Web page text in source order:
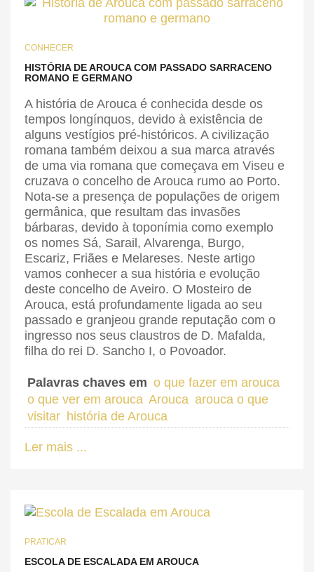
CONHECER
HISTÓRIA DE AROUCA COM PASSADO SARRACENO
ROMANO E GERMANO
A história de Arouca é conhecida desde os
tempos longínquos, devido à existência de
alguns vestígios pré-históricos. A civilização
romana também deixou a sua marca através
de uma via romana que começava em Viseu e
cruzava o concelho de Arouca rumo ao Porto.
Nota-se a presença de populações de origem
germânica, que resultam das invasões
bárbaras, devido à toponímia como exemplo
os nomes Sá, Sarail, Alvarenga, Burgo,
Escariz, Friães e Melareses. Neste artigo
vamos conhecer a sua história e evolução
deste concelho de Aveiro. O Mosteiro de
Arouca, está profundamente ligada ao seu
passado e granjeou grande reputação com o
ingresso nos seus claustros de D. Mafalda,
filha do rei D. Sancho I, o Povoador.
Palavras chaves em o que fazer em arouca
o que ver em arouca Arouca arouca o que
visitar história de Arouca
Ler mais ...
PRATICAR
ESCOLA DE ESCALADA EM AROUCA